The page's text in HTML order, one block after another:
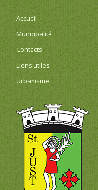
Accueil
Municipalité
Contacts
Liens utiles
Urbanisme